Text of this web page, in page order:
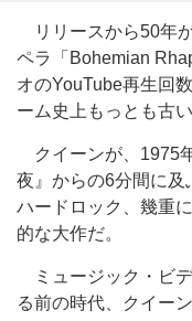
リリースから50年
ペラ「Bohemian
オのYouTube再生回
ーム史上もっとも古
クイーンが、1975
夜』からの6分間に及
ハードロック、幾重
的な大作だ。
ミュージック・ビ
る前の時代、クイー